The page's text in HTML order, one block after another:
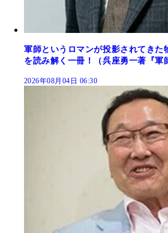
軍師というロマンが投影されてきた
を読み解く一冊！（呉座勇一著『軍
2026年08月04日 06:30